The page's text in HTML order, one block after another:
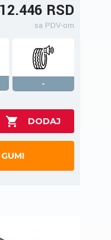
12.446 RSD
sa PDV-om
-